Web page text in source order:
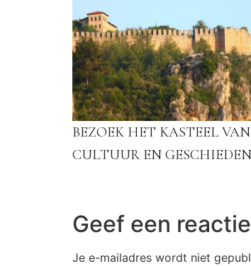
BEZOEK HET KASTEEL
CULTUUR EN
Geef een reactie
Je e-mailadres wordt niet